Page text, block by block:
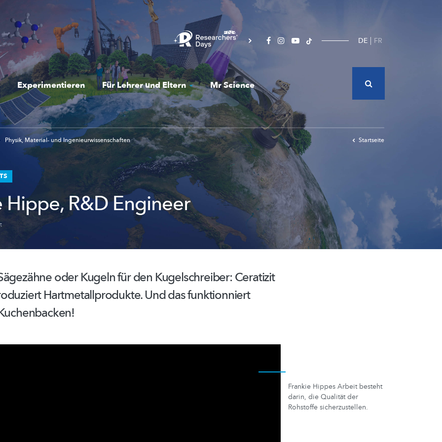
DE FR
Experimentieren Für Lehrer und Eltern Mr Science
Physik, Material- und Ingenieurwissenschaften Startseite
Hippe, R&D Engineer
oder Kugeln für den Kugelschreiber:Ceratizit
Hartmetallprodukte.Und das funktionniert
Frankie Hippes Arbeit besteht
darin, die Qualität der
Rohstoffe sicherzustellen.